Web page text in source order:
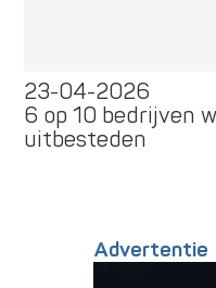
23-04-2026
6 op 10 bedrijven
uitbesteden
Advertentie